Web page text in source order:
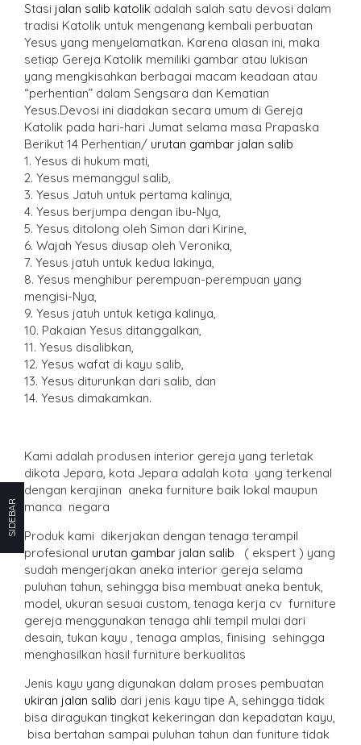
Stasi jalan salib katolik adalah salah satu devosi dalam
tradisi Katolik untuk mengenang kembali perbuatan
Yesus yang menyelamatkan. Karena alasan ini, maka
setiap Gereja Katolik memiliki gambar atau lukisan
yang mengkisahkan berbagai macam keadaan atau
“perhentian” dalam Sengsara dan Kematian
Yesus.Devosi ini diadakan secara umum di Gereja
Katolik pada hari-hari Jumat selama masa Prapaska
Berikut 14 Perhentian/ urutan gambar jalan salib
1. Yesus di hukum mati,
2. Yesus memanggul salib,
3. Yesus Jatuh untuk pertama kalinya,
4. Yesus berjumpa dengan ibu-Nya,
5. Yesus ditolong oleh Simon dari Kirine,
6. Wajah Yesus diusap oleh Veronika,
7. Yesus jatuh untuk kedua lakinya,
8. Yesus menghibur perempuan-perempuan yang
mengisi-Nya,
9. Yesus jatuh untuk ketiga kalinya,
10. Pakaian Yesus ditanggalkan,
11. Yesus disalibkan,
12. Yesus wafat di kayu salib,
13. Yesus diturunkan dari salib, dan
14. Yesus dimakamkan.
Kami adalah produsen interior gereja yang terletak
dikota Jepara, kota Jepara adalah kota yang terkenal
dengan kerajinan aneka furniture baik lokal maupun
manca negara
Produk kami dikerjakan dengan tenaga terampil
profesional urutan gambar jalan salib
( ekspert ) yang
sudah mengerjakan aneka interior gereja selama
puluhan tahun, sehingga bisa membuat aneka bentuk,
model, ukuran sesuai custom, tenaga kerja cv furniture
gereja menggunakan tenaga ahli tempil mulai dari
desain, tukan kayu , tenaga amplas, finising sehingga
menghasilkan hasil furniture berkualitas
Jenis kayu yang digunakan dalam proses pembuatan
ukiran jalan salib dari jenis kayu tipe A, sehingga tidak
bisa diragukan tingkat kekeringan dan kepadatan kayu,
bisa bertahan sampai puluhan tahun dan funiture tidak
SIDEBAR